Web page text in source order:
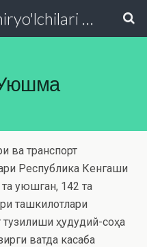
O'zbekiston temiryo'lchilari va transport quruvchilari kasaba uyushmasi Respublika Kengashi
ва транспорт
Республика Кенгаши
та уюшган, 142 та
ташкилотлари
ҳудудий-соҳа
вақтда касаба